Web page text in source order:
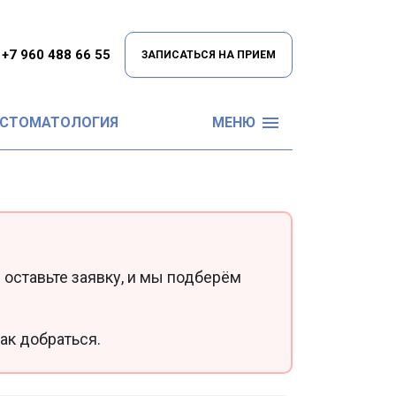
+7 960 488 66 55 ЗАПИСАТЬСЯ НА ПРИЕМ
МЕНЮ
заявку, и мы подберём
добраться.